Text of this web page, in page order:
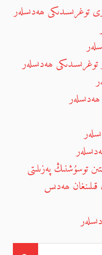
توغرىسىدىكى ھەدىسلەر
توغرىسىدىكى ھەدىسلەر
توسۇشنىڭ پەزىلىتى
قىلىنغان ھەدىس